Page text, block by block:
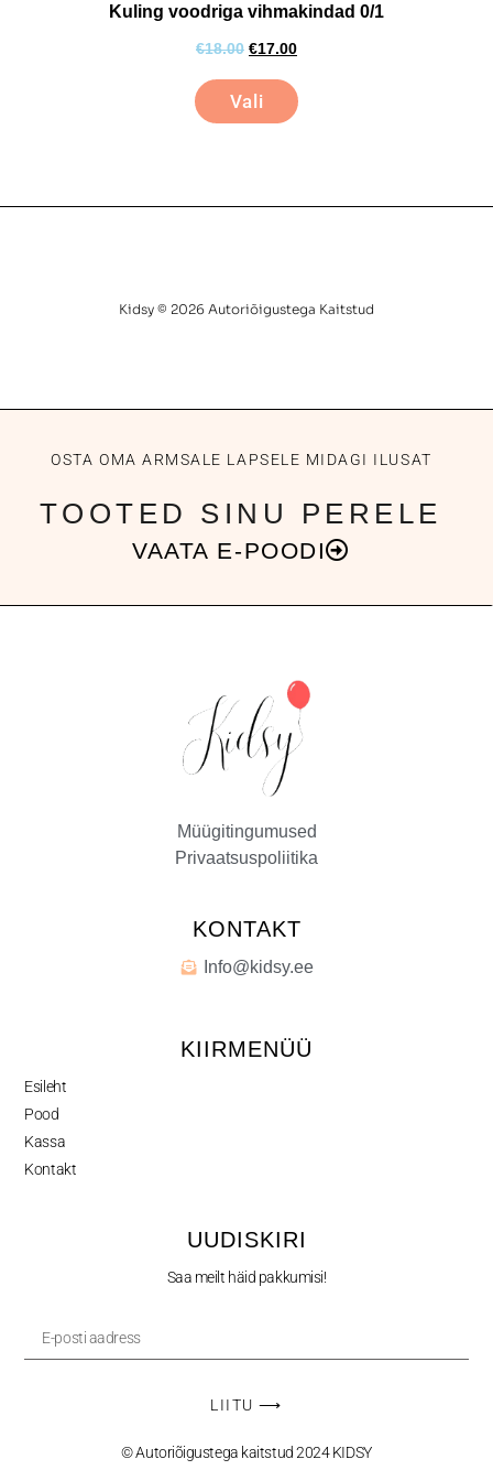
Kuling voodriga vihmakindad 0/1
€18.00 €17.00
Vali
Kidsy © 2026 Autoriõigustega Kaitstud
OSTA OMA ARMSALE LAPSELE MIDAGI ILUSAT
TOOTED SINU PERELE
VAATA E-POODI
Müügitingumused
Privaatsuspoliitika
KONTAKT
Info@kidsy.ee
KIIRMENÜÜ
Esileht
Pood
Kassa
Kontakt
UUDISKIRI
Saa meilt häid pakkumisi!
LIITU ⟶
© Autoriõigustega kaitstud 2024 KIDSY